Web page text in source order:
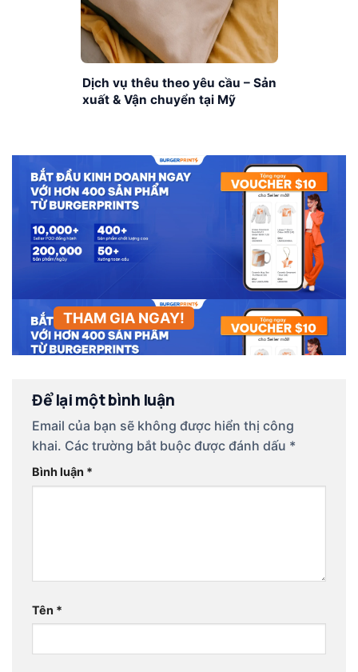
Dịch vụ thêu theo yêu cầu – Sản
xuất & Vận chuyển tại Mỹ
THAM GIA NGAY!
Để lại một bình luận
Email của bạn sẽ không được hiển thị công
khai. Các trường bắt buộc được đánh dấu *
Bình luận *
Tên *